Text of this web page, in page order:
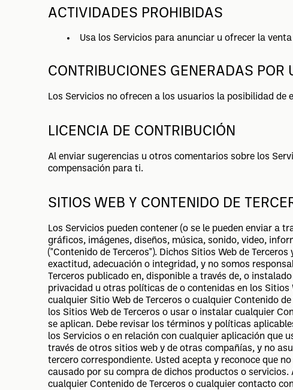
ACTIVIDADES PROHIBIDAS
Usa los Servicios para anunciar u ofrecer la
CONTRIBUCIONES GENERADAS POR
Los Servicios no ofrecen a los usuarios la posibilidad de
LICENCIA DE CONTRIBUCIÓN
Al enviar sugerencias u otros comentarios sobre los
compensación para ti.
SITIOS WEB Y CONTENIDO DE
Los Servicios pueden contener (o se le pueden enviar a
gráficos, imágenes, diseños, música, sonido, video,
("Contenido de Terceros"). Dichos Sitios Web de
exactitud, adecuación o integridad, y no somos
Terceros publicado en, disponible a través de, o
privacidad u otras políticas de o contenidas en los Sitios
cualquier Sitio Web de Terceros o cualquier Contenido
los Sitios Web de Terceros o usar o instalar cualquier
se aplican. Debe revisar los términos y políticas
los Servicios o en relación con cualquier aplicación que
través de otros sitios web y de otras compañías, y no
tercero correspondiente. Usted acepta y reconoce que
causado por su compra de dichos productos o
cualquier Contenido de Terceros o cualquier contacto